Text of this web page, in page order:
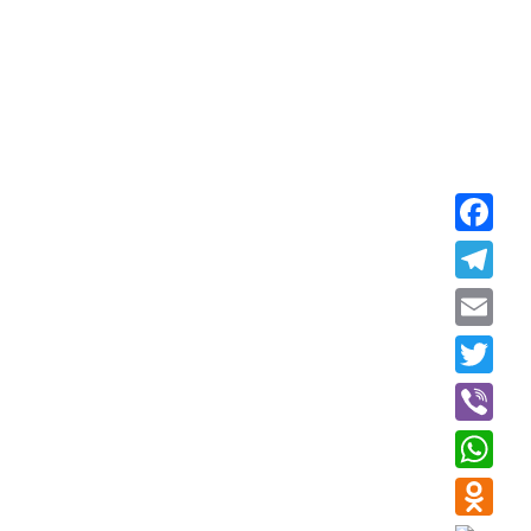
Telegram
Email
Twitter
Viber